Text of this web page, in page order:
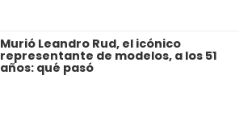
Murió Leandro Rud, el icónico
representante de modelos, a los 51
años: qué pasó